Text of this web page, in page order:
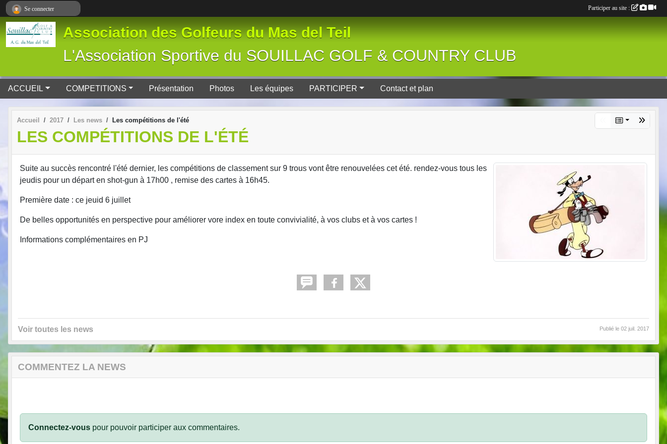
Association des Golfeurs du Mas del Teil
L'Association Sportive du SOUILLAC GOLF & COUNTRY CLUB
ACCUEIL COMPETITIONS Présentation Photos Les équipes PARTICIPER Contact et plan
Accueil 2017 Les news Les compétitions de l'été
LES COMPÉTITIONS DE L'ÉTÉ
Suite au succès rencontré l'été dernier, les compétitions de classement sur 9 trous vont être renouvelées cet été. rendez-vous tous les
jeudis pour un départ en shot-gun à 17h00 , remise des cartes à 16h45.
Première date : ce jeuid 6 juillet
De belles opportunités en perspective pour améliorer vore index en toute convivialité, à vos clubs et à vos cartes !
Informations complémentaires en PJ
Voir toutes les news Publié le 02 juil. 2017
COMMENTEZ LA NEWS
Connectez-vous pour pouvoir participer aux commentaires.
Se connecter Participer au site :
Panneau de gestion des cookies